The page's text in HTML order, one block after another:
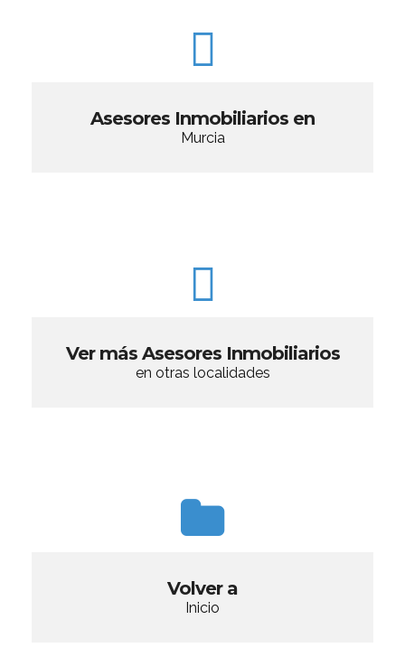
Asesores Inmobiliarios en
Murcia
Ver más Asesores Inmobiliarios
en otras localidades
Volver a
Inicio